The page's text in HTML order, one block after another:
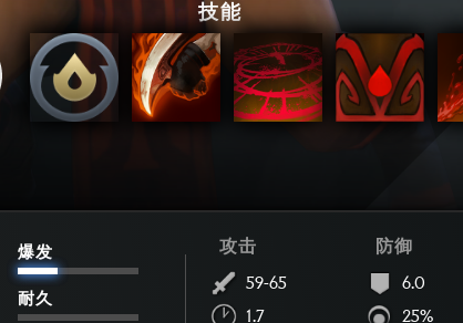
技能
爆发
耐久
攻击
59-65
1.7
防御
6.0
25%